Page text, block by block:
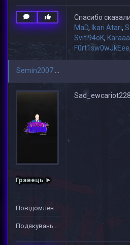
Спасибо
MaD, Ikari Atari,
Svitl94oK, Karaaa
F0rt1sw0wJkEee
Semin2007
Гравець ►
Повідомлень: 1
Подякувань: 13